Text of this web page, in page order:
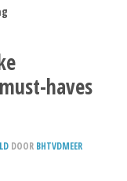
haves
DOOR BHTVDMEER